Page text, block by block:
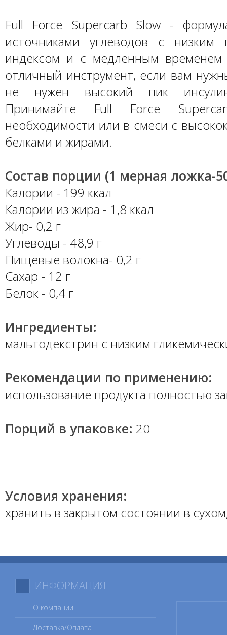
Full Force Supercarb Slow -
источниками углеводов с низким
индексом и с медленным временем
отличный инструмент, если вам
не нужен высокий пик
Принимайте Full Force
необходимости или в смеси с
белками и жирами.
Состав порции (1 мерная ложка-
Калории - 199 ккал
Калории из жира - 1,8 ккал
Жир- 0,2 г
Углеводы - 48,9 г
Пищевые волокна- 0,2 г
Сахар - 12 г
Белок - 0,4 г
Ингредиенты:
мальтодекстрин с низким
Рекомендации по применению:
использование продукта полностью
Порций в упаковке: 20
Условия хранения:
хранить в закрытом состоянии в
ИНФОРМАЦИЯ
О компании
Доставка/Оплата